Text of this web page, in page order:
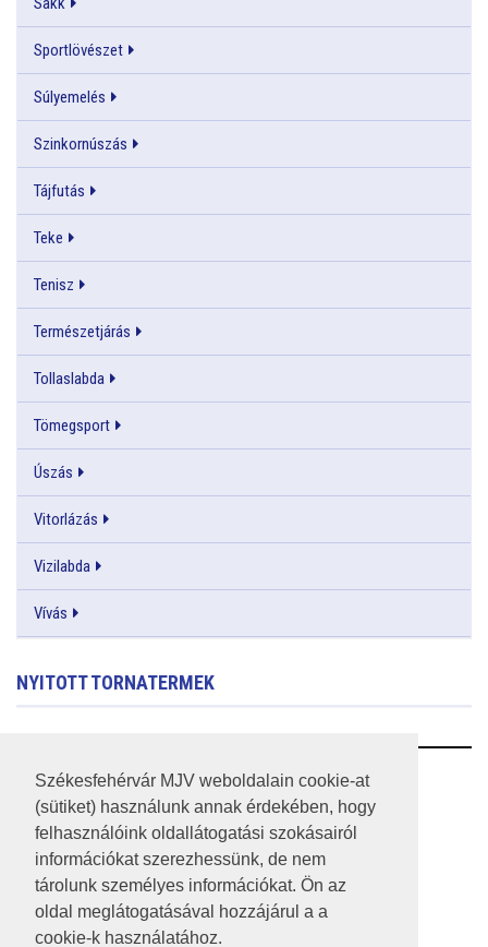
Székesfehérvár MJV weboldalain cookie-at
(sütiket) használunk annak érdekében, hogy
felhasználóink oldallátogatási szokásairól
információkat szerezhessünk, de nem
tárolunk személyes információkat. Ön az
oldal meglátogatásával hozzájárul a a
cookie-k használatához.
Sportlövészet
Súlyemelés
Szinkornúszás
Tájfutás
Teke
Tenisz
Természetjárás
Tollaslabda
Tömegsport
Úszás
Vitorlázás
Vizilabda
Vívás
NYITOTT TORNATERMEK
RSS
A HONLAP 2017.03.31-I ÁLLAPOTA
JOGI NYILATKOZAT
IMPRESSZUM